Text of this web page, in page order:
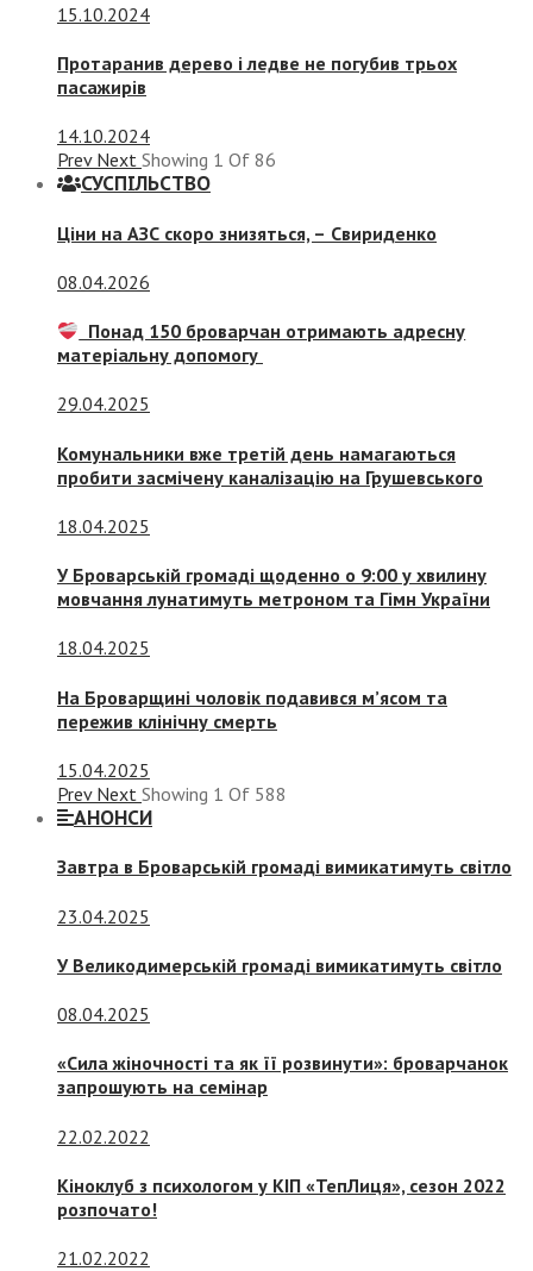
15.10.2024
Протаранив дерево і ледве не погубив трьох
пасажирів
14.10.2024
Prev Next Showing 1 Of 86
СУСПIЛЬСТВО
Ціни на АЗС скоро знизяться, – Свириденко
08.04.2026
Понад 150 броварчан отримають адресну
матеріальну допомогу
29.04.2025
Комунальники вже третій день намагаються
пробити засмічену каналізацію на Грушевського
18.04.2025
У Броварській громаді щоденно о 9:00 у хвилину
мовчання лунатимуть метроном та Гімн України
18.04.2025
На Броварщині чоловік подавився м’ясом та
пережив клінічну смерть
15.04.2025
Prev Next Showing 1 Of 588
АНОНСИ
Завтра в Броварській громаді вимикатимуть світло
23.04.2025
У Великодимерській громаді вимикатимуть світло
08.04.2025
«Сила жіночності та як її розвинути»: броварчанок
запрошують на семінар
22.02.2022
Кіноклуб з психологом у КІП «ТепЛиця», сезон 2022
розпочато!
21.02.2022